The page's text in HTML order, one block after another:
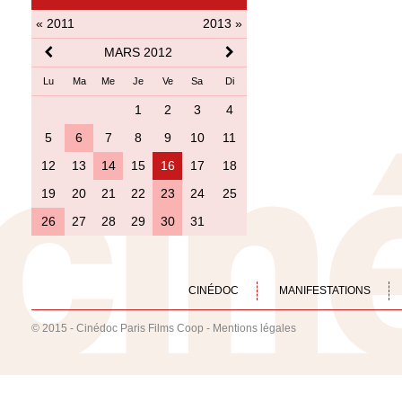
« 2011
2013 »
MARS 2012
Lu Ma Me Je Ve Sa Di
1 2 3
4
5
6 7 8 9 10
11
12
13 14 15 16 17
18
19
20 21 22 23 24
25
26
27 28 29 30 31
CINÉDOC MANIFESTATIONS
© 2015 - Cinédoc Paris Films Coop - Mentions légales